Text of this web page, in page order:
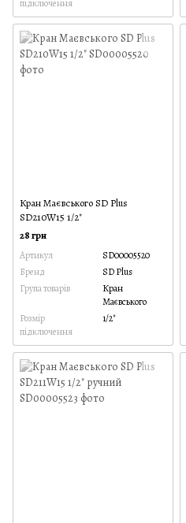
підключення
Кран Маєвського SD Plus
SD210W15 1/2"
28 грн
Артикул
SD00005520
Бренд
SD Plus
Група товарів
Кран
Маєвського
Розмір
підключення
1/2"